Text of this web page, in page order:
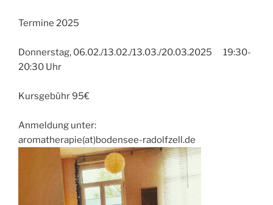
Termine 2025
Donnerstag, 06.02./13.02./13.03./20.03.2025 19:30-
20:30 Uhr
Kursgebühr 95€
Anmeldung unter:
aromatherapie(at)bodensee-radolfzell.de